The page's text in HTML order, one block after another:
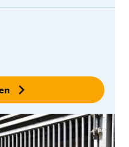
uur
boekingskosten